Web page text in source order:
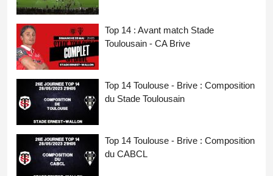
Top 14 : Avant match Stade
Toulousain - CA Brive
Top 14 Toulouse - Brive : Composition
du Stade Toulousain
Top 14 Toulouse - Brive : Composition
du CABCL